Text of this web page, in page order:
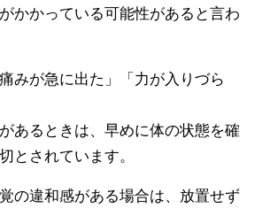
かかっている可能性があると言わ
みが急に出た」「力が入りづら
あるときは、早めに体の状態を確
とされています。
の違和感がある場合は、放置せず